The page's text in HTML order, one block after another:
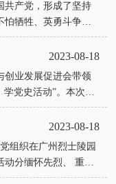
共产党，形成了坚持
怕牺牲、英勇斗争，
中国共产党的精神之
2023-08-18
创业发展促进会带领
学党史活动”。本次活
是：缅怀先烈，精神
2023-08-18
组织在广州烈士陵园
动分缅怀先烈、 重温
办建党100周年主题活